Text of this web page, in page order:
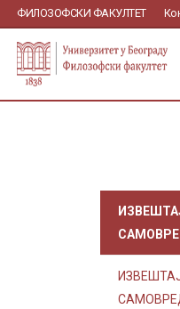
ФИЛОЗОФСКИ ФАКУЛТЕТ